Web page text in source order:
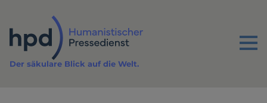
Inhalt
Menu
Der säkulare Blick auf die Welt.